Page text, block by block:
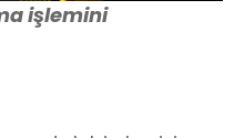
işlemini